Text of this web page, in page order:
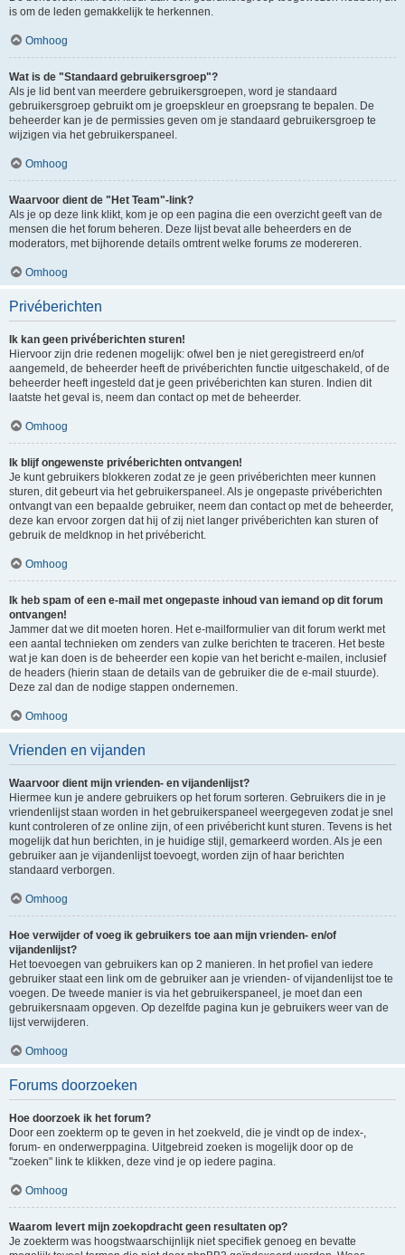
is om de leden gemakkelijk te herkennen.
Omhoog
Wat is de "Standaard gebruikersgroep"?
Als je lid bent van meerdere gebruikersgroepen, word je standaard
gebruikersgroep gebruikt om je groepskleur en groepsrang te bepalen. De
beheerder kan je de permissies geven om je standaard gebruikersgroep te
wijzigen via het gebruikerspaneel.
Omhoog
Waarvoor dient de "Het Team"-link?
Als je op deze link klikt, kom je op een pagina die een overzicht geeft van de
mensen die het forum beheren. Deze lijst bevat alle beheerders en de
moderators, met bijhorende details omtrent welke forums ze modereren.
Omhoog
Privéberichten
Ik kan geen privéberichten sturen!
Hiervoor zijn drie redenen mogelijk: ofwel ben je niet geregistreerd en/of
aangemeld, de beheerder heeft de privéberichten functie uitgeschakeld, of de
beheerder heeft ingesteld dat je geen privéberichten kan sturen. Indien dit
laatste het geval is, neem dan contact op met de beheerder.
Omhoog
Ik blijf ongewenste privéberichten ontvangen!
Je kunt gebruikers blokkeren zodat ze je geen privéberichten meer kunnen
sturen, dit gebeurt via het gebruikerspaneel. Als je ongepaste privéberichten
ontvangt van een bepaalde gebruiker, neem dan contact op met de beheerder,
deze kan ervoor zorgen dat hij of zij niet langer privéberichten kan sturen of
gebruik de meldknop in het privébericht.
Omhoog
Ik heb spam of een e-mail met ongepaste inhoud van iemand op dit forum
ontvangen!
Jammer dat we dit moeten horen. Het e-mailformulier van dit forum werkt met
een aantal technieken om zenders van zulke berichten te traceren. Het beste
wat je kan doen is de beheerder een kopie van het bericht e-mailen, inclusief
de headers (hierin staan de details van de gebruiker die de e-mail stuurde).
Deze zal dan de nodige stappen ondernemen.
Omhoog
Vrienden en vijanden
Waarvoor dient mijn vrienden- en vijandenlijst?
Hiermee kun je andere gebruikers op het forum sorteren. Gebruikers die in je
vriendenlijst staan worden in het gebruikerspaneel weergegeven zodat je snel
kunt controleren of ze online zijn, of een privébericht kunt sturen. Tevens is het
mogelijk dat hun berichten, in je huidige stijl, gemarkeerd worden. Als je een
gebruiker aan je vijandenlijst toevoegt, worden zijn of haar berichten
standaard verborgen.
Omhoog
Hoe verwijder of voeg ik gebruikers toe aan mijn vrienden- en/of
vijandenlijst?
Het toevoegen van gebruikers kan op 2 manieren. In het profiel van iedere
gebruiker staat een link om de gebruiker aan je vrienden- of vijandenlijst toe te
voegen. De tweede manier is via het gebruikerspaneel, je moet dan een
gebruikersnaam opgeven. Op dezelfde pagina kun je gebruikers weer van de
lijst verwijderen.
Omhoog
Forums doorzoeken
Hoe doorzoek ik het forum?
Door een zoekterm op te geven in het zoekveld, die je vindt op de index-,
forum- en onderwerppagina. Uitgebreid zoeken is mogelijk door op de
"zoeken" link te klikken, deze vind je op iedere pagina.
Omhoog
Waarom levert mijn zoekopdracht geen resultaten op?
Je zoekterm was hoogstwaarschijnlijk niet specifiek genoeg en bevatte